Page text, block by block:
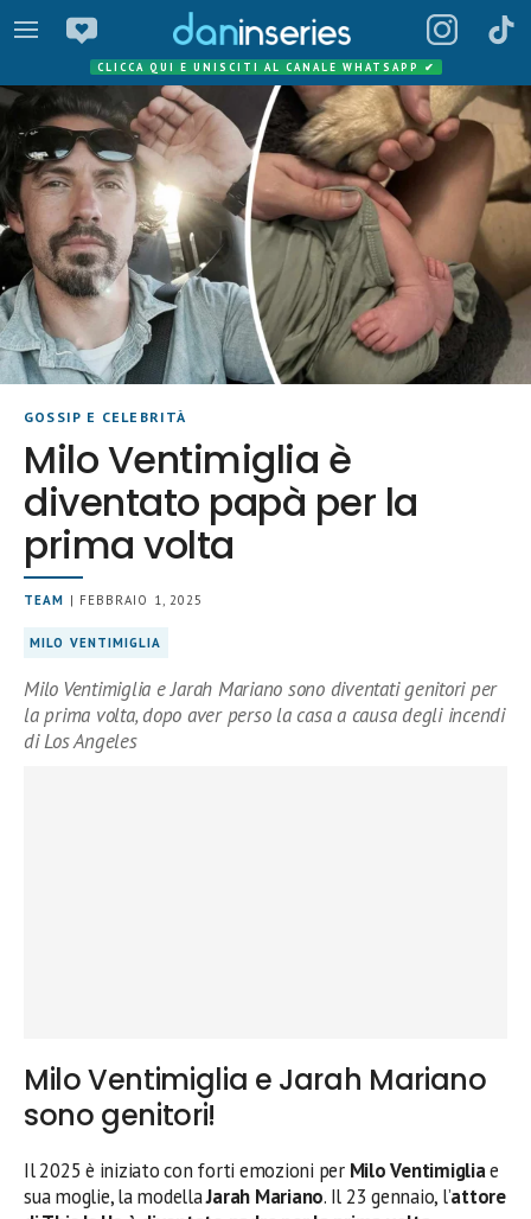
CLICCA QUI E UNISCITI AL CANALE WHATSAPP ✔
GOSSIP E CELEBRITÀ
Milo Ventimiglia è
diventato papà per la
prima volta
TEAM | FEBBRAIO 1, 2025
MILO VENTIMIGLIA
Milo Ventimiglia e Jarah Mariano sono diventati genitori per
la prima volta, dopo aver perso la casa a causa degli incendi
di Los Angeles
Milo Ventimiglia e Jarah Mariano
sono genitori!
Il 2025 è iniziato con forti emozioni perMilo Ventimigliae
sua moglie, la modellaJarah Mariano. Il 23 gennaio, l’attore